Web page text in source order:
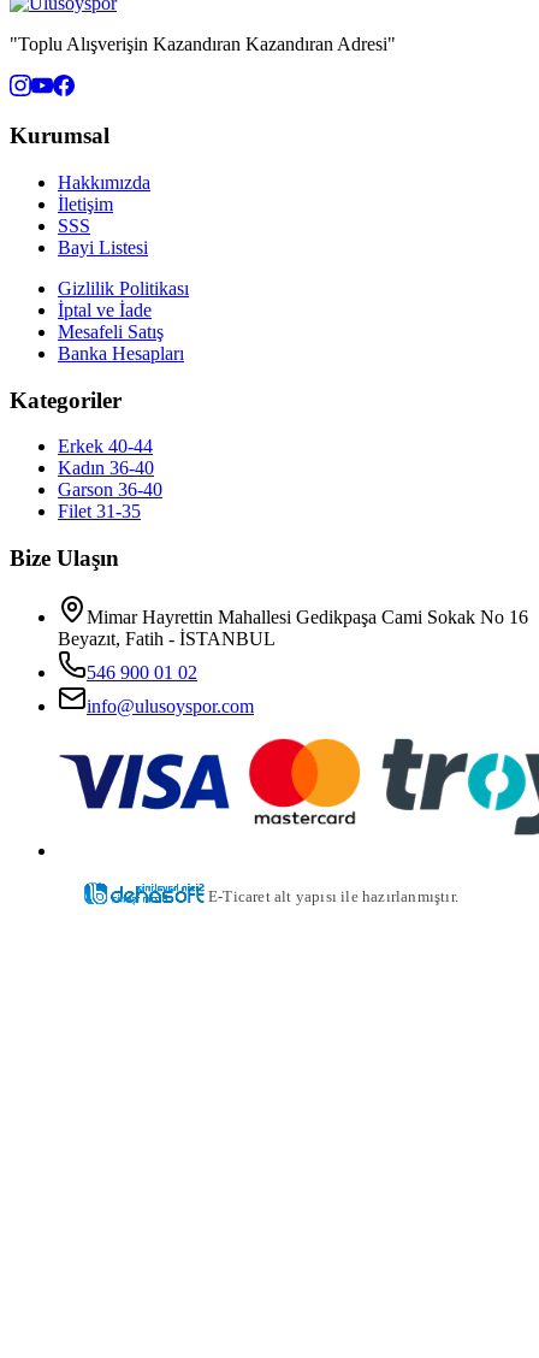
"Toplu Alışverişin Kazandıran Kazandıran Adresi"
Kurumsal
Hakkımızda
İletişim
SSS
Bayi Listesi
Gizlilik Politikası
İptal ve İade
Mesafeli Satış
Banka Hesapları
Kategoriler
Erkek 40-44
Kadın 36-40
Garson 36-40
Filet 31-35
Bize Ulaşın
Mimar Hayrettin Mahallesi Gedikpaşa Cami Sokak No 16
Beyazıt, Fatih - İSTANBUL
546 900 01 02
info@ulusoyspor.com
E-Ticaret alt yapısı ile hazırlanmıştır.